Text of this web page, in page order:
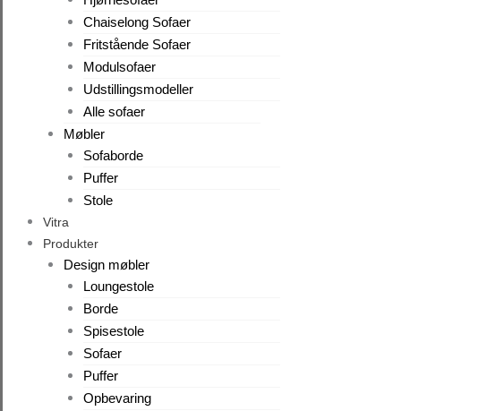
Chaiselong Sofaer
Fritstående Sofaer
Modulsofaer
Udstillingsmodeller
Alle sofaer
Møbler
Sofaborde
Puffer
Stole
Vitra
Produkter
Design møbler
Loungestole
Borde
Spisestole
Sofaer
Puffer
Opbevaring